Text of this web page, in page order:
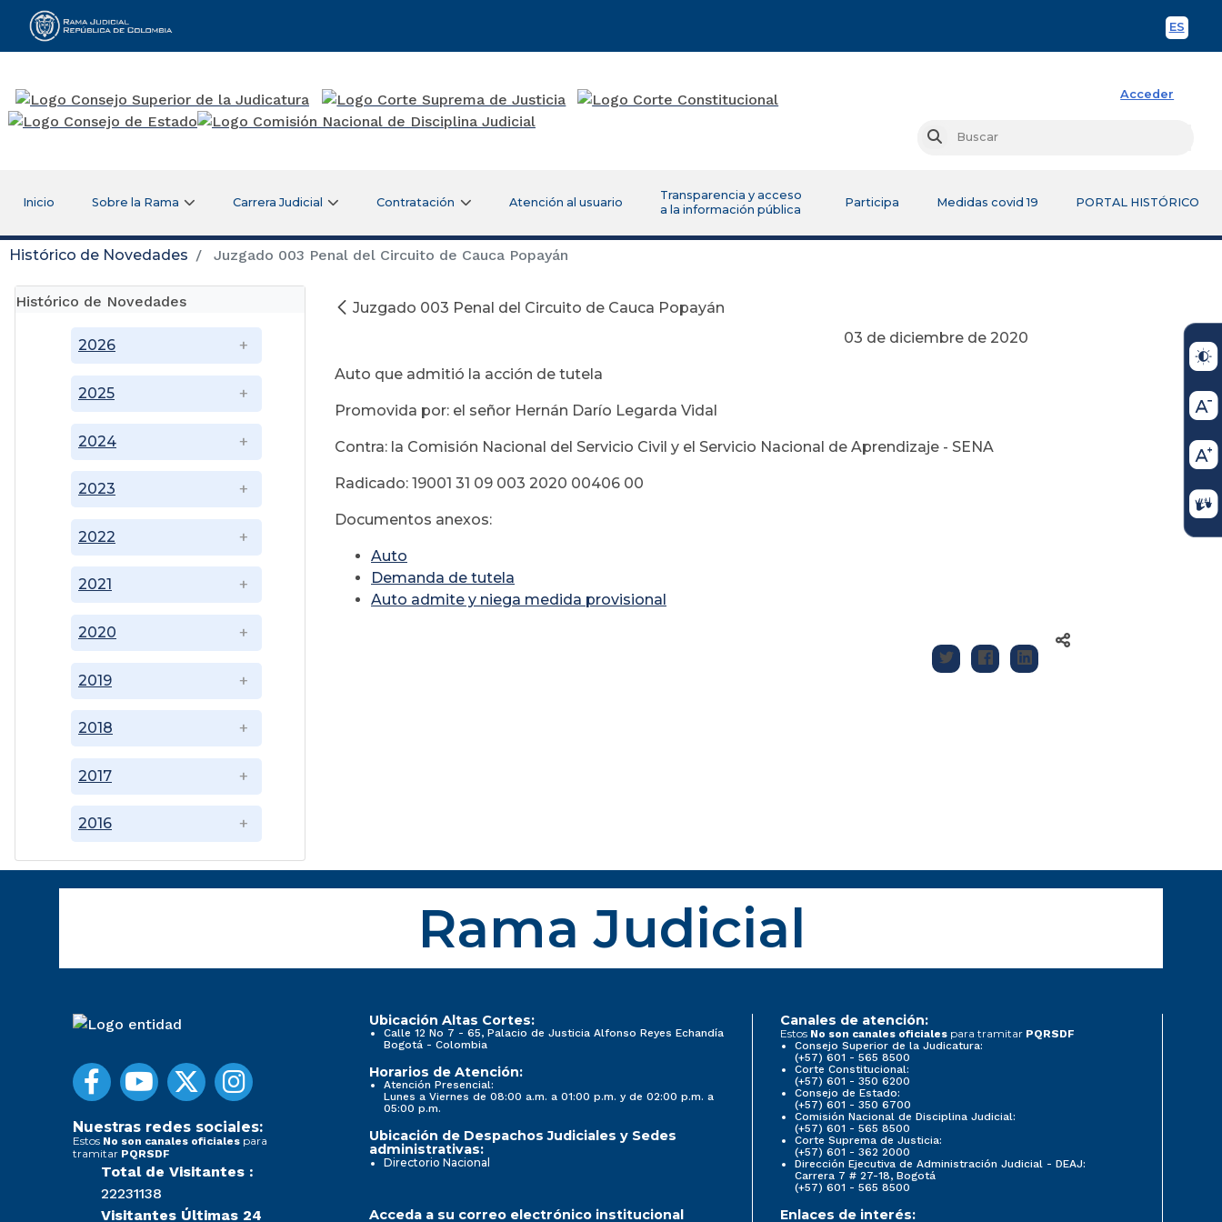
ES
Rama Judicial
Acceder
Buscar
Inicio Sobre la Rama Carrera Judicial Contratación Atención al usuario
Transparencia y acceso
a la información pública
Participa Medidas covid 19 PORTAL HISTÓRICO
Histórico de Novedades Juzgado 003 Penal del Circuito de Cauca Popayán
Histórico de Novedades
2016
2017
2018
2019
2020
2021
2022
2023
2024
2025
2026
Juzgado 003 Penal del Circuito de Cauca Popayán
03 de diciembre de 2020
Auto que admitió la acción de tutela
Promovida por: el señor Hernán Darío Legarda Vidal
Contra: la Comisión Nacional del Servicio Civil y el Servicio Nacional de Aprendizaje - SENA
Radicado: 19001 31 09 003 2020 00406 00
Documentos anexos:
Auto
Demanda de tutela
Auto admite y niega medida provisional
Rama Judicial
Nuestras redes sociales:
Estos No son canales oficiales para
tramitar PQRSDF
Total de Visitantes :
22231138
Visitantes Últimas 24
Ubicación Altas Cortes:
Calle 12 No 7 - 65, Palacio de Justicia Alfonso Reyes Echandía
Bogotá - Colombia
Horarios de Atención:
Atención Presencial:
Lunes a Viernes de 08:00 a.m. a 01:00 p.m. y de 02:00 p.m. a
05:00 p.m.
Ubicación de Despachos Judiciales y Sedes
administrativas:
Directorio Nacional
Canales de atención:
Estos No son canales oficiales para tramitar PQRSDF
Consejo Superior de la Judicatura:
(+57) 601 - 565 8500
Corte Constitucional:
(+57) 601 - 350 6200
Consejo de Estado:
(+57) 601 - 350 6700
Comisión Nacional de Disciplina Judicial:
(+57) 601 - 565 8500
Corte Suprema de Justicia:
(+57) 601 - 362 2000
Dirección Ejecutiva de Administración Judicial - DEAJ:
Carrera 7 # 27-18, Bogotá
(+57) 601 - 565 8500
Acceda a su correo electrónico institucional Enlaces de interés: